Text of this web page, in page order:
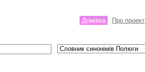
Домівка Про проект